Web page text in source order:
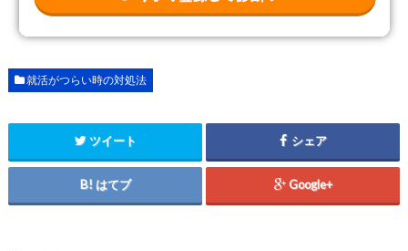
就活がつらい時の対処法
ツイート シェア
はてブ Google+